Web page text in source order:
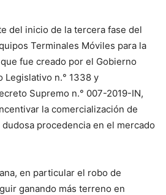
del inicio de la tercera fase del
Terminales Móviles para la
fue creado por el Gobierno
Legislativo n.° 1338 y
Supremo n.° 007-2019-IN,
la comercialización de
procedencia en el mercado
en particular el robo de
ganando más terreno en